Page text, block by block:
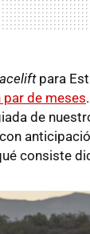
para
par de meses
de
consiste